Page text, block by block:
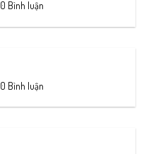
0 Bình luận
0 Bình luận